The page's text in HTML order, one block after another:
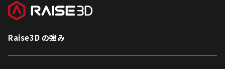
Raise3D の強み